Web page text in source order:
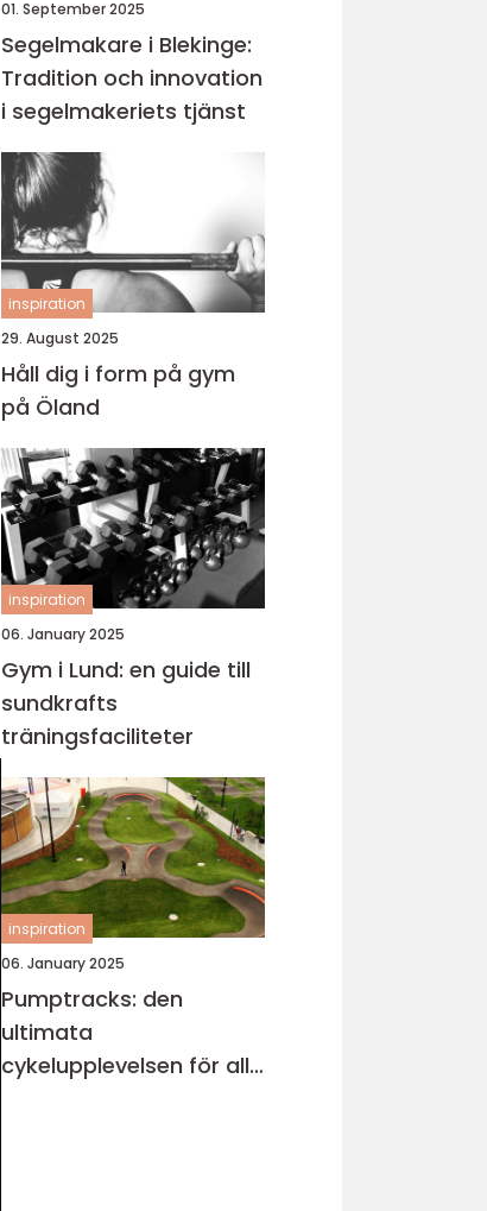
01. September 2025
Segelmakare i Blekinge:
Tradition och innovation
i segelmakeriets tjänst
inspiration
29. August 2025
Håll dig i form på gym
på Öland
inspiration
06. January 2025
Gym i Lund: en guide till
sundkrafts
träningsfaciliteter
inspiration
06. January 2025
Pumptracks: den
ultimata
cykelupplevelsen för alla